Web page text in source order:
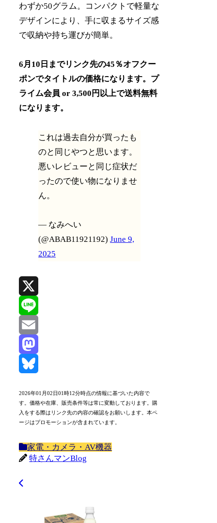
わずか50グラム。コンパクトで軽量な
デザインにより、手に収まるサイズ感
で収納や持ち運びが簡単。
6月10日までリンク先の45％オフクー
ポンでタイトルの価格になります。プ
ライム会員 or 3,500円以上で送料無料
になります。
これは過去自分が買ったも
のと同じやつと思います。
悪いレビューと同じ症状だ
ったので使い物になりませ
ん。
— なみへい
(@ABAB11921192)June 9,
2025
X
Line
Email
Mastodon
2026年01月02日01時12分時点の情報に基づいた内容で
す。価格や在庫、販売条件等は常に変動しております。購
入をする際はリンク先の内容の確認をお願いします。本ペ
ージはプロモーションが含まれています。
家電・カメラ・AV機器
特さんマンBlog